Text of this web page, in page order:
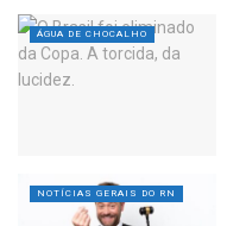
ÁGUA DE CHOCALHO
NOTÍCIAS GERAIS DO RN